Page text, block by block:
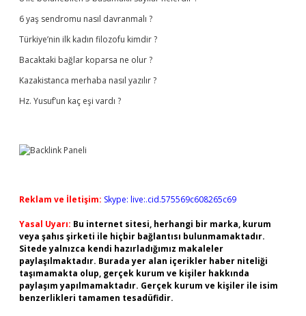
6 yaş sendromu nasıl davranmalı ?
Türkiye’nin ilk kadın filozofu kimdir ?
Bacaktaki bağlar koparsa ne olur ?
Kazakistanca merhaba nasıl yazılır ?
Hz. Yusuf’un kaç eşi vardı ?
Reklam ve İletişim: Skype: live:.cid.575569c608265c69
Yasal Uyarı: Bu internet sitesi, herhangi bir marka, kurum
veya şahıs şirketi ile hiçbir bağlantısı bulunmamaktadır.
Sitede yalnızca kendi hazırladığımız makaleler
paylaşılmaktadır. Burada yer alan içerikler haber niteliği
taşımamakta olup, gerçek kurum ve kişiler hakkında
paylaşım yapılmamaktadır. Gerçek kurum ve kişiler ile isim
benzerlikleri tamamen tesadüfidir.